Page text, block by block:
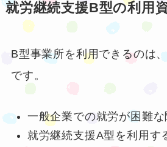
就労継続支援B型の利用
B型事業所を利用できるのは
です。
一般企業での就労が困難
就労継続支援A型を利用す